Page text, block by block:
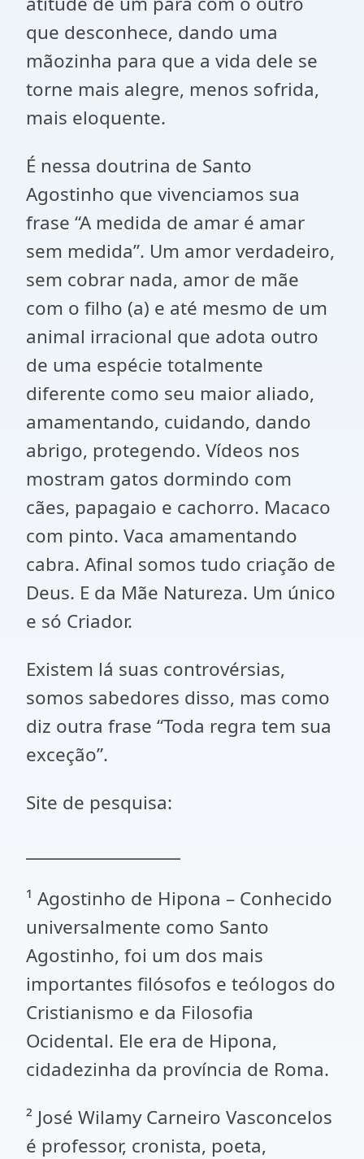
que desconhece, dando uma
mãozinha para que a vida dele se
torne mais alegre, menos sofrida,
mais eloquente.
É nessa doutrina de Santo
Agostinho que vivenciamos sua
frase “A medida de amar é amar
sem medida”. Um amor verdadeiro,
sem cobrar nada, amor de mãe
com o filho (a) e até mesmo de um
animal irracional que adota outro
de uma espécie totalmente
diferente como seu maior aliado,
amamentando, cuidando, dando
abrigo, protegendo. Vídeos nos
mostram gatos dormindo com
cães, papagaio e cachorro. Macaco
com pinto. Vaca amamentando
cabra. Afinal somos tudo criação de
Deus. E da Mãe Natureza. Um único
e só Criador.
Existem lá suas controvérsias,
somos sabedores disso, mas como
diz outra frase “Toda regra tem sua
exceção”.
Site de pesquisa:
¹ Agostinho de Hipona – Conhecido
universalmente como Santo
Agostinho, foi um dos mais
importantes filósofos e teólogos do
Cristianismo e da Filosofia
Ocidental. Ele era de Hipona,
cidadezinha da província de Roma.
² José Wilamy Carneiro Vasconcelos
é professor, cronista, poeta,